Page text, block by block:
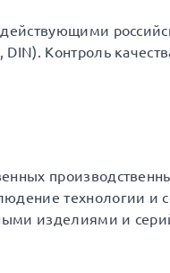
действующими
Контроль
технологии и
изделиями и